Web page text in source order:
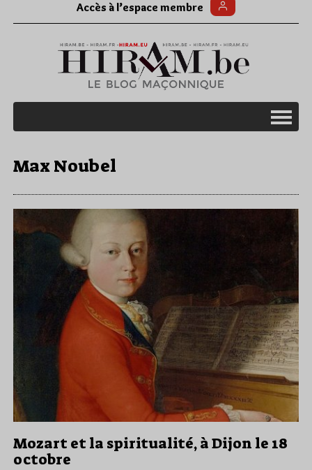
Accès à l’espace membre
Max Noubel
Mozart et la spiritualité, à Dijon le 18
octobre